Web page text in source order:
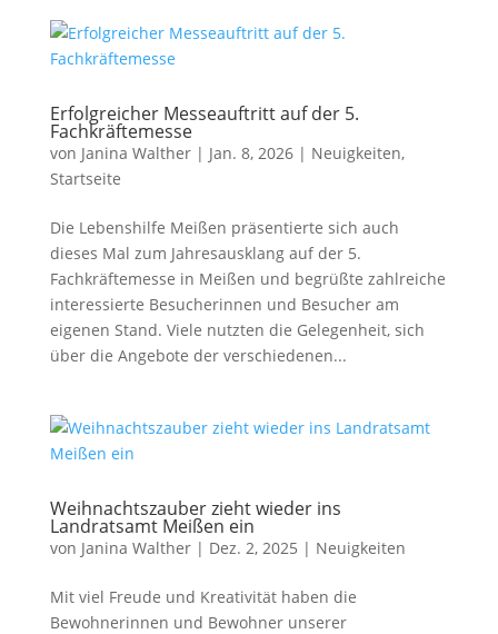
Erfolgreicher Messeauftritt auf der 5.
Fachkräftemesse
von Janina Walther| Jan. 8, 2026| Neuigkeiten,
Startseite
Die Lebenshilfe Meißen präsentierte sich auch
dieses Mal zum Jahresausklang auf der 5.
Fachkräftemesse in Meißen und begrüßte zahlreiche
interessierte Besucherinnen und Besucher am
eigenen Stand. Viele nutzten die Gelegenheit, sich
über die Angebote der verschiedenen...
Weihnachtszauber zieht wieder ins
Landratsamt Meißen ein
von Janina Walther| Dez. 2, 2025 | Neuigkeiten
Mit viel Freude und Kreativität haben die
Bewohnerinnen und Bewohner unserer